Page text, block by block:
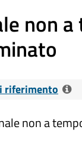
non
riferimento
normativi:D.
non a